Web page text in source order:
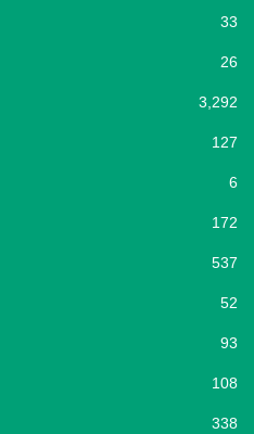
33
26
3,292
127
6
172
537
52
93
108
338